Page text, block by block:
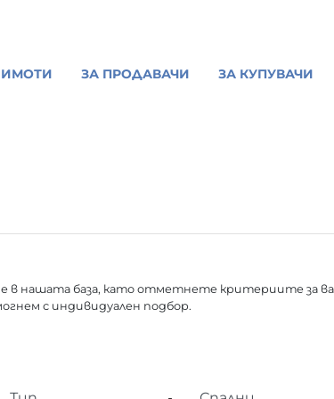
ИМОТИ ЗА ПРОДАВАЧИ ЗА КУПУВАЧИ
нашата база, като отметнете критериите за
с индивидуален подбор.